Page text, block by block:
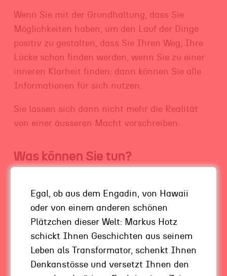
Wenn Sie mit der Grundhaltung, dass Sie
Möglichkeiten haben, um den Lauf der Dinge
positiv zu gestalten, dass Sie Ihren Weg, Ihre
Lücke schon finden werden, wenn Sie zu einer
inneren Klarheit finden: dann können Sie alle
Informationen für sich nutzen.
Sie lassen sich dann nicht mehr die Realität
von einer äusseren Macht vorschreiben.
Was können Sie tun?
zu verlieren, haben wir bei uns in der Familie
immer wieder mal so eine Art Realitätscheck.
Meine Frau und ich, oft auch die Kids, fragen
uns:In welcher Realität wollen wir leben und
wie nah sind wir dran, oder sind wir schon da?
Was müssen wir unternehmen, damit wir näher
Egal, ob aus dem Engadin, von Hawaii
oder von einem anderen schönen
Plätzchen dieser Welt: Markus Hotz
schickt Ihnen Geschichten aus seinem
Leben als Transformator, schenkt Ihnen
Denkanstösse und versetzt Ihnen den